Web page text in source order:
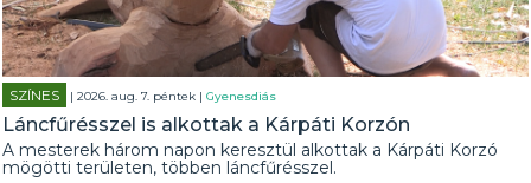
SZÍNES | 2026. aug. 7. péntek |Gyenesdiás
Láncfűrésszel is alkottak a Kárpáti Korzón
A mesterek három napon keresztül alkottak a Kárpáti Korzó
mögötti területen, többen láncfűrésszel.